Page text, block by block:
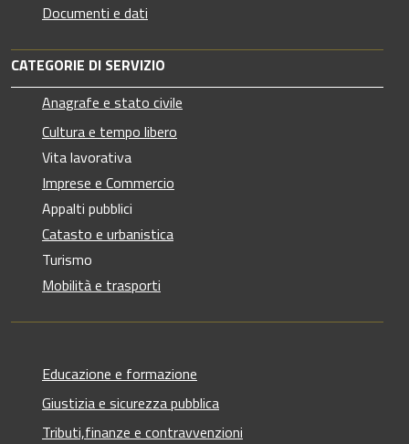
Documenti e dati
CATEGORIE DI SERVIZIO
Anagrafe e stato civile
Cultura e tempo libero
Vita lavorativa
Imprese e Commercio
Appalti pubblici
Catasto e urbanistica
Turismo
Mobilità e trasporti
Educazione e formazione
Giustizia e sicurezza pubblica
Tributi,finanze e contravvenzioni